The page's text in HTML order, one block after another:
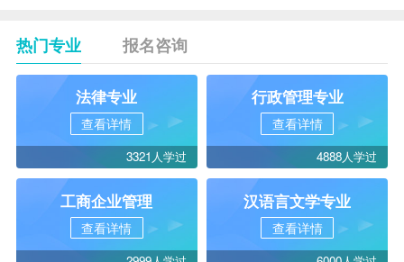
热门专业 报名咨询
法律专业
查看详情
3321人学过
行政管理专业
查看详情
4888人学过
工商企业管理
查看详情
汉语言文学专业
查看详情